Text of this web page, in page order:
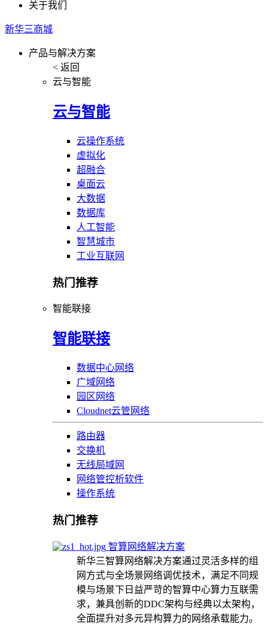
关于我们
新华三商城
产品与解决方案
< 返回
云与智能
云与智能
云操作系统
虚拟化
超融合
桌面云
大数据
数据库
人工智能
智慧城市
工业互联网
热门推荐
智能联接
智能联接
数据中心网络
广域网络
园区网络
Cloudnet云管网络
路由器
交换机
无线局域网
网络管控析软件
操作系统
热门推荐
智算网络解决方案
新华三智算网络解决方案通过灵活多样的组
网方式与全场景网络调优技术，满足不同规
模与场景下日益严苛的智算中心算力互联需
求，兼具创新的DDC架构与经典以太架构，
全面提升对多元异构算力的网络承载能力。